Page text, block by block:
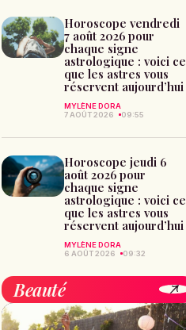
Horoscope vendredi
7 août 2026 pour
chaque signe
astrologique : voici ce
que les astres vous
réservent aujourd’hui
MYLÈNE DORA
7 AOÛT 2026
09:55
Horoscope jeudi 6
août 2026 pour
chaque signe
astrologique : voici ce
que les astres vous
réservent aujourd’hui
MYLÈNE DORA
6 AOÛT 2026
09:32
Beauté